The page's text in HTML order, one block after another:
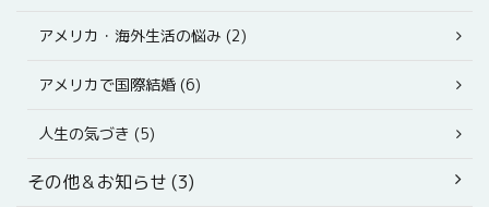
アメリカ・海外生活の悩み (2)
アメリカで国際結婚 (6)
人生の気づき (5)
その他＆お知らせ (3)